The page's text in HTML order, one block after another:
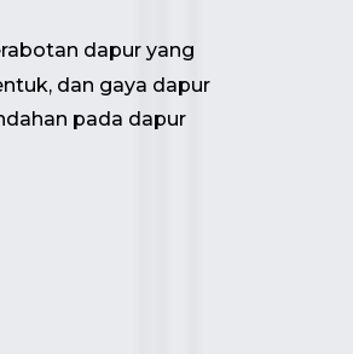
dapur yang
dan gaya dapur
pada dapur